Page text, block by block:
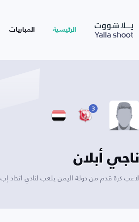
الرئيسية المباريات
3
ناجي أبلان
لاعب كرة قدم من دولة اليمن يلعب لنادي اتحاد إب